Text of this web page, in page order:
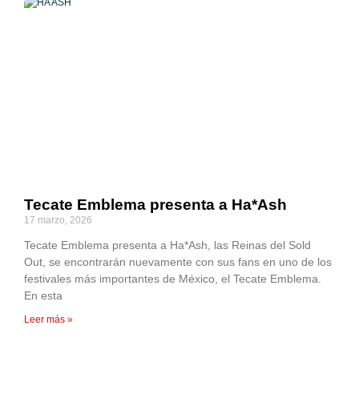
Tecate Emblema presenta a Ha*Ash
17 marzo, 2026
Tecate Emblema presenta a Ha*Ash, las Reinas del Sold
Out, se encontrarán nuevamente con sus fans en uno de los
festivales más importantes de México, el Tecate Emblema.
En esta
Leer más »